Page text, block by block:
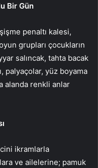
Bir Gün
penaltı kalesi,
grupları çocukların
salıncak, tahta bacak
palyaçolar, yüz boyama
alanda renkli anlar
ikramlarla
ve ailelerine; pamuk